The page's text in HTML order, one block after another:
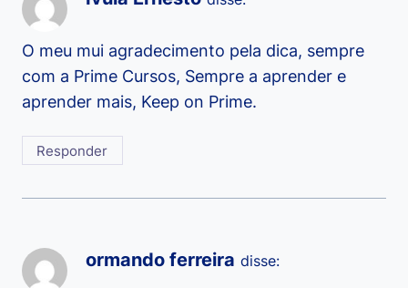
O meu mui agradecimento pela dica, sempre
com a Prime Cursos, Sempre a aprender e
aprender mais, Keep on Prime.
Responder
ormando ferreira disse: